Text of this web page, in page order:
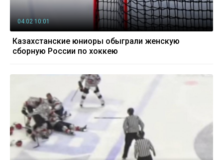
04.02 10:01
Казахстанские юниоры обыграли женскую
сборную России по хоккею